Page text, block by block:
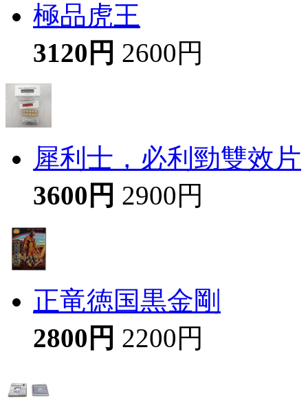
極品虎王
3120円 2600円
犀利士，必利勁雙效片
3600円 2900円
正竜徳国黒金剛
2800円 2200円